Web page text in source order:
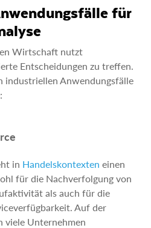
für
Wirtschaft nutzt
Entscheidungen zu treffen.
industriellen Anwendungsfälle
in Handelskontexten einen
für die Nachverfolgung von
als auch für die
Auf der
viele Unternehmen